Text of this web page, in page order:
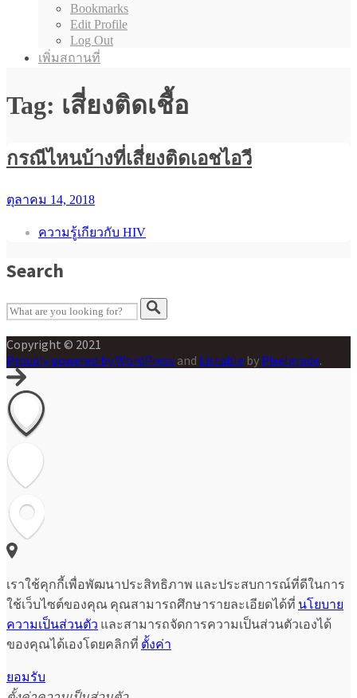
Bookmarks
Edit Profile
Log Out
เพิ่มสถานที่
Tag: เสี่ยงติดเชื้อ
กรณีไหนบ้างที่เสี่ยงติดเอชไอวี
ตุลาคม 14, 2018
ความรู้เกียวกับ HIV
Search
Copyright © 2021
Proudly powered by WordPress and Listable by Pixelgrade.
เราใช้คุกกี้เพื่อพัฒนาประสิทธิภาพ และประสบการณ์ที่ดีในการ
ใช้เว็บไซต์ของคุณ คุณสามารถศึกษารายละเอียดได้ที่ นโยบาย
ความเป็นส่วนตัว และสามารถจัดการความเป็นส่วนตัวเองได้
ของคุณได้เองโดยคลิกที่ ตั้งค่า
ยอมรับ